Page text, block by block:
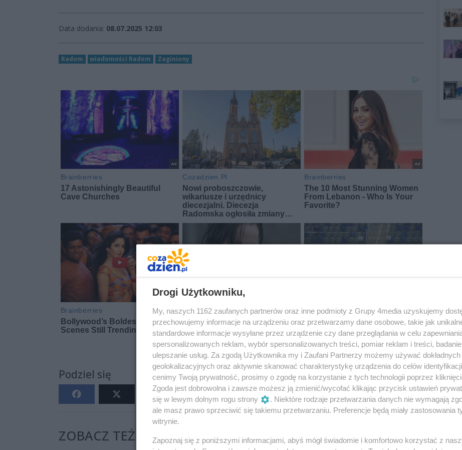
Data dodania: 08.07.2025 12:03
Radom wiadomości Radom Zaginiony
Podziel się Oceń
0 0
ZOBACZ TEŻ:
Drogi Użytkowniku,
My, naszych 1162 zaufanych partnerów oraz inne podmioty z Grupy 4media uzyskujemy
przechowujemy informacje na urządzeniu oraz przetwarzamy dane osobowe, takie jak
standardowe informacje wysyłane przez urządzenie czy dane przeglądania w celu
spersonalizowanych reklam, wybór spersonalizowanych treści, pomiar reklam i treści,
ulepszanie usług. Za zgodą Użytkownika my i Zaufani Partnerzy możemy używać
geolokalizacyjnych oraz aktywnie skanować charakterystykę urządzenia do celów
cenimy Twoją prywatność, prosimy o zgodę na korzystanie z tych technologii poprzez
Zgoda jest dobrowolna i zawsze możesz ją zmienić/wycofać klikając przycisk ustawień
się w lewym dolnym rogu strony
. Niektóre rodzaje przetwarzania danych nie wymagają
ale masz prawo sprzeciwić się takiemu przetwarzaniu. Preferencje będą miały zastosowania
witrynie.
Zapoznaj się z poniższymi informacjami, abyś mógł świadomie i komfortowo korzystać z